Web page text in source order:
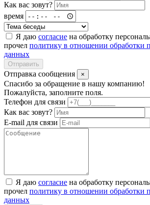
Как вас зовут?
время
Я даю согласие на обработку
прочел политику в отношении обработки
данных
Отправить
Отправка сообщения ×
Спасибо за обращение в нашу компанию!
Пожалуйста, заполните поля.
Телефон для связи
Как вас зовут?
E-mail для связи
Я даю согласие на обработку
прочел политику в отношении обработки
данных